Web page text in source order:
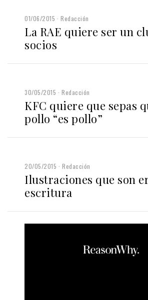
01/06/2015 Redacción
La RAE quiere ser un
socios
30/05/2015 Redacción
KFC quiere que sepas
pollo “es pollo”
20/05/2015 Redacción
Ilustraciones que son
escritura